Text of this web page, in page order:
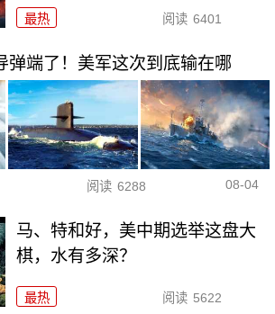
最热 阅读 6401
弹端了！美军这次到底输在哪
阅读 6288 08-04
马、特和好，美中期选举这盘大
棋，水有多深？
最热 阅读 5622